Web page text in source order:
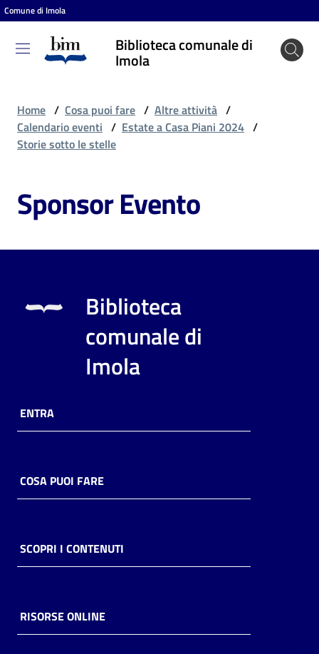
Vai al contenuto
Vai alla navigazione
Vai al footer
Comune di Imola
Biblioteca comunale di
Imola
Biblioteca
comunale
Cosa
fare
Scopri
online
Piani
Decentrate
Home / Cosa puoi fare / Altre attività /
Calendario eventi / Estate a Casa Piani 2024 /
Storie sotto le stelle
Sponsor Evento
Biblioteca
comunale di
Imola
ENTRA
COSA PUOI FARE
SCOPRI I CONTENUTI
RISORSE ONLINE